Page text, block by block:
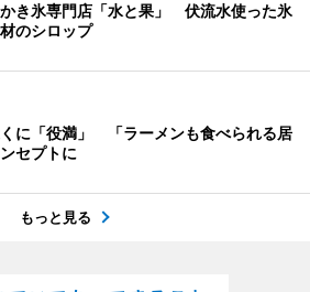
き氷専門店「水と果」 伏流水使った氷
のシロップ
に「役満」 「ラーメンも食べられる居
セプトに
もっと見る